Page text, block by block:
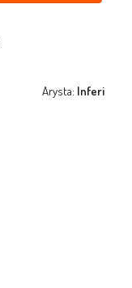
Arysta: Inferi